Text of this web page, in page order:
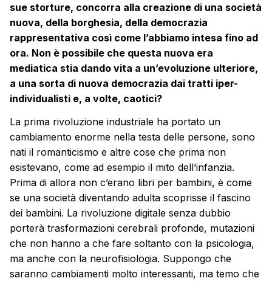
sue storture, concorra alla creazione di una società
nuova, della borghesia, della democrazia
rappresentativa così come l’abbiamo intesa fino ad
ora. Non è possibile che questa nuova era
mediatica stia dando vita a un’evoluzione ulteriore,
a una sorta di nuova democrazia dai tratti iper-
individualisti e, a volte, caotici?
La prima rivoluzione industriale ha portato un
cambiamento enorme nella testa delle persone, sono
nati il romanticismo e altre cose che prima non
esistevano, come ad esempio il mito dell’infanzia.
Prima di allora non c’erano libri per bambini, è come
se una società diventando adulta scoprisse il fascino
dei bambini. La rivoluzione digitale senza dubbio
porterà trasformazioni cerebrali profonde, mutazioni
che non hanno a che fare soltanto con la psicologia,
ma anche con la neurofisiologia. Suppongo che
saranno cambiamenti molto interessanti, ma temo che